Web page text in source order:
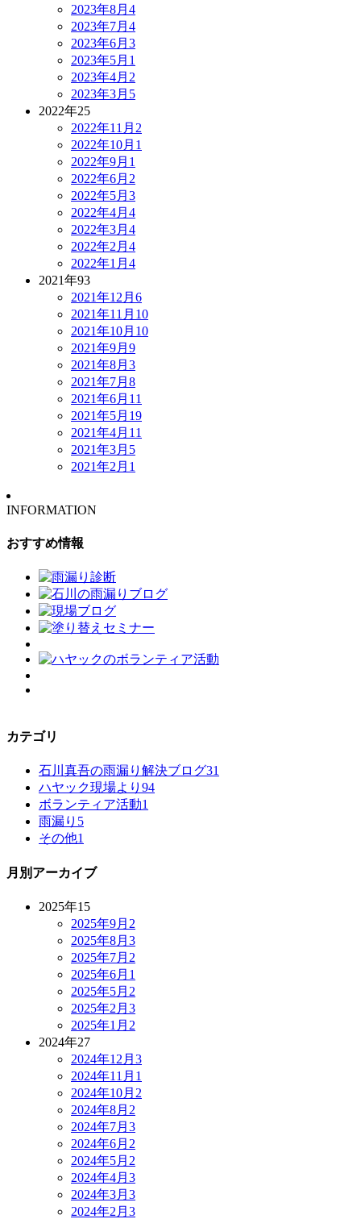
2023年8月 4
2023年7月 4
2023年6月 3
2023年5月 1
2023年4月 2
2023年3月 5
2022年25
2022年11月 2
2022年10月 1
2022年9月 1
2022年6月 2
2022年5月 3
2022年4月 4
2022年3月 4
2022年2月 4
2022年1月 4
2021年93
2021年12月 6
2021年11月 10
2021年10月 10
2021年9月 9
2021年8月 3
2021年7月 8
2021年6月 11
2021年5月 19
2021年4月 11
2021年3月 5
2021年2月 1
INFORMATION
おすすめ情報
カテゴリ
石川真吾の雨漏り解決ブログ31
ハヤック現場より 94
ボランティア活動1
雨漏り 5
その他1
月別アーカイブ
2025年15
2025年9月 2
2025年8月 3
2025年7月 2
2025年6月 1
2025年5月 2
2025年2月 3
2025年1月 2
2024年27
2024年12月 3
2024年11月 1
2024年10月 2
2024年8月 2
2024年7月 3
2024年6月 2
2024年5月 2
2024年4月 3
2024年3月 3
2024年2月 3